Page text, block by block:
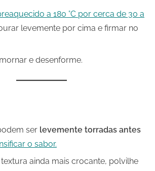
a 180 °C por cerca de 30 a
levemente por cima e firmar no
e desenforme.
ser levemente torradas antes
o sabor.
ainda mais crocante, polvilhe